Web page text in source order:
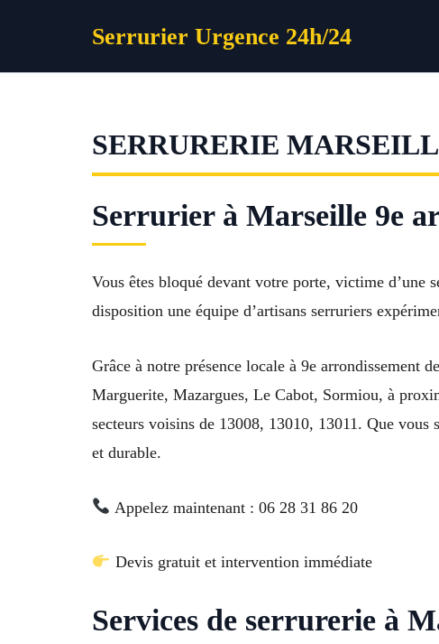
Serrurier Urgence 24h/24
SERRURERIE
Serrurier à Marseille 9e
Vous êtes bloqué devant votre porte, victime d’une
disposition une équipe d’artisans serruriers
Grâce à notre présence locale à 9e arrondissement
Marguerite, Mazargues, Le Cabot, Sormiou, à
secteurs voisins de 13008, 13010, 13011. Que
et durable.
Appelez maintenant : 06 28 31 86 20
Devis gratuit et intervention immédiate
Services de serrurerie à